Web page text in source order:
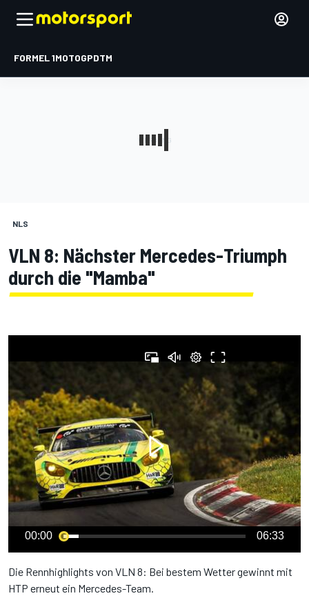
FORMEL 1MOTOGPDTM
NLS
VLN 8: Nächster Mercedes-Triumph
durch die "Mamba"
00:00 06:33
Die Rennhighlights von VLN 8: Bei bestem Wetter gewinnt mit
HTP erneut ein Mercedes-Team.